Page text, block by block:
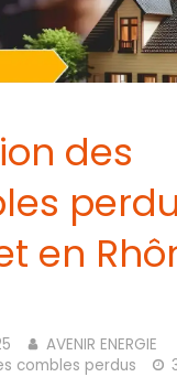
des
en
AVENIR ENERGIE
combles perdus